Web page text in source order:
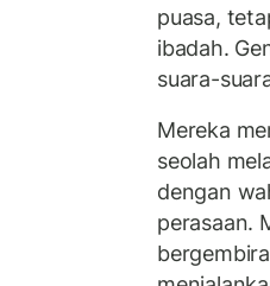
puasa,
ibadah.
suara-
Mereka
seolah
dengan
perasaan.